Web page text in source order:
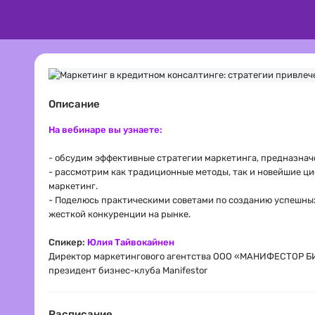
Описание
На вебинаре вы узнаете:
- обсудим эффективные стратегии маркетинга,
- рассмотрим как традиционные методы, так и новейшие
маркетинг.
- Поделюсь практическими советами по созданию
жесткой конкуренции на рынке.
Спикер: Юлия Тайвокайнен
Директор маркетингового агентства ООО «МАНИФЕСТОР
президент бизнес-клуба Manifestor